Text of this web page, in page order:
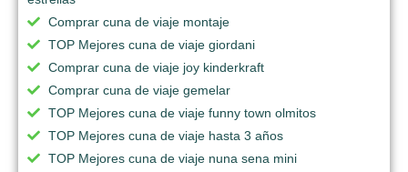
Comprar cuna de viaje montaje
TOP Mejores cuna de viaje giordani
Comprar cuna de viaje joy kinderkraft
Comprar cuna de viaje gemelar
TOP Mejores cuna de viaje funny town olmitos
TOP Mejores cuna de viaje hasta 3 años
TOP Mejores cuna de viaje nuna sena mini